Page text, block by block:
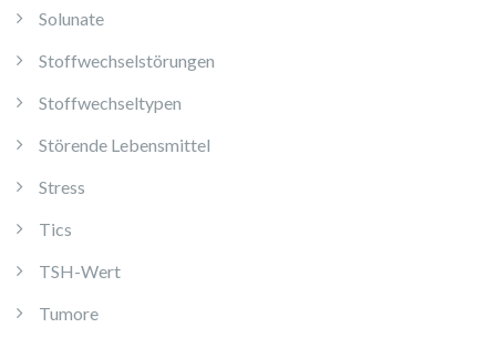
Solunate
Stoffwechselstörungen
Stoffwechseltypen
Störende Lebensmittel
Stress
Tics
TSH-Wert
Tumore